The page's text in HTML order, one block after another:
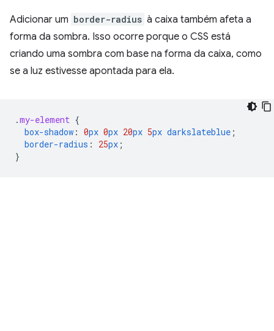
Adicionar um border-radius à caixa também afeta a
forma da sombra. Isso ocorre porque o CSS está
criando uma sombra com base na forma da caixa, como
se a luz estivesse apontada para ela.
.my-element {
box-shadow : 0px 0px 20px 5px darkslateblue ;
border-radius : 25px ;
}